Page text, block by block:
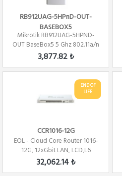
RB912UAG-5HPnD-OUT-
BASEBOX5
Mikrotik RB912UAG-5HPND-
OUT BaseBox5 5 Ghz 802.11a/n
2x2 Mimo PTP/...
3,877.82 ₺
END OF
LIFE
CCR1016-12G
EOL - Cloud Core Router 1016-
12G, 12xGbit LAN, LCD,L6
Firewall /...
32,062.14 ₺